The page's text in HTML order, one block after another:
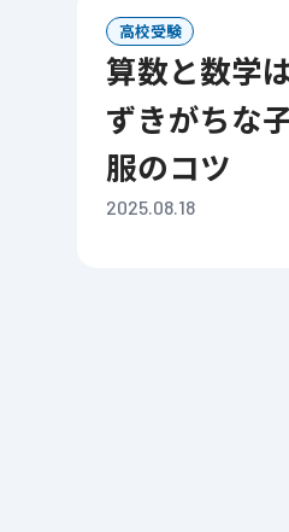
高校受験
算数と数学は何が違う？つま
ずきがちな
服のコツ
2025.08.18